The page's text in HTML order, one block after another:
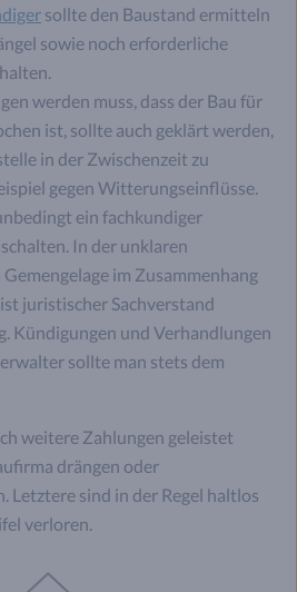
sollte den Baustand ermitteln
sowie noch erforderliche
werden muss, dass der Bau für
ist, sollte auch geklärt werden,
in der Zwischenzeit zu
gegen Witterungseinflüsse.
ein fachkundiger
In der unklaren
im Zusammenhang
juristischer Sachverstand
Kündigungen und Verhandlungen
sollte man stets dem
weitere Zahlungen geleistet
drängen oder
Letztere sind in der Regel haltlos
verloren.